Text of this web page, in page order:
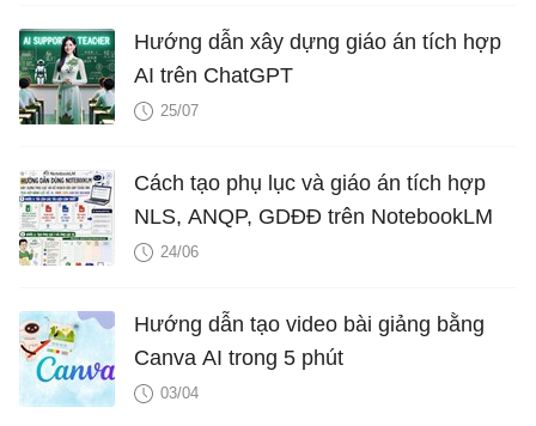
Hướng dẫn xây dựng giáo án tích hợp
AI trên ChatGPT
25/07
Cách tạo phụ lục và giáo án tích hợp
NLS, ANQP, GDĐĐ trên NotebookLM
24/06
Hướng dẫn tạo video bài giảng bằng
Canva AI trong 5 phút
03/04